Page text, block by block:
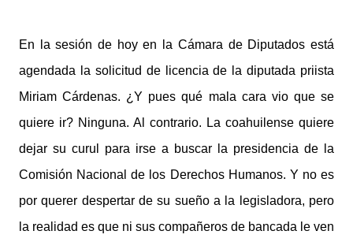
En la sesión de hoy en la Cámara de Diputados está
agendada la solicitud de licencia de la diputada priista
Miriam Cárdenas. ¿Y pues qué mala cara vio que se
quiere ir? Ninguna. Al contrario. La coahuilense quiere
dejar su curul para irse a buscar la presidencia de la
Comisión Nacional de los Derechos Humanos. Y no es
por querer despertar de su sueño a la legisladora, pero
la realidad es que ni sus compañeros de bancada le ven